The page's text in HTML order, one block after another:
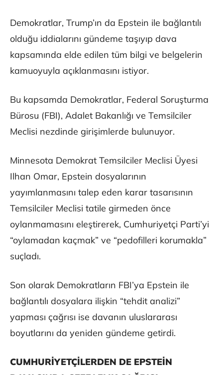
Demokratlar, Trump’ın da Epstein ile bağlantılı
olduğu iddialarını gündeme taşıyıp dava
kapsamında elde edilen tüm bilgi ve belgelerin
kamuoyuyla açıklanmasını istiyor.
Bu kapsamda Demokratlar, Federal Soruşturma
Bürosu (FBI), Adalet Bakanlığı ve Temsilciler
Meclisi nezdinde girişimlerde bulunuyor.
Minnesota Demokrat Temsilciler Meclisi Üyesi
Ilhan Omar, Epstein dosyalarının
yayımlanmasını talep eden karar tasarısının
Temsilciler Meclisi tatile girmeden önce
oylanmamasını eleştirerek, Cumhuriyetçi Parti’yi
“oylamadan kaçmak” ve “pedofilleri korumakla”
suçladı.
Son olarak Demokratların FBI’ya Epstein ile
bağlantılı dosyalara ilişkin “tehdit analizi”
yapması çağrısı ise davanın uluslararası
boyutlarını da yeniden gündeme getirdi.
CUMHURİYETÇİLERDEN DE EPSTEİN